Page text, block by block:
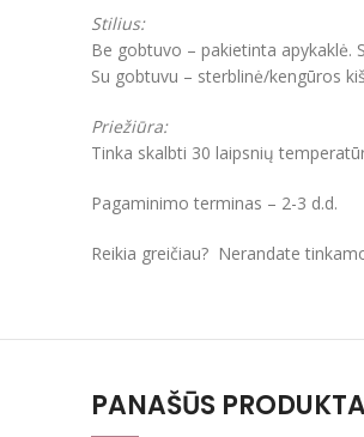
Stilius:
Be gobtuvo – pakietinta apykaklė.
Su gobtuvu – sterblinė/kengūros
Priežiūra:
Tinka skalbti 30 laipsnių
Pagaminimo terminas – 2-3 d.d.
Reikia greičiau? Nerandate
PANAŠŪS